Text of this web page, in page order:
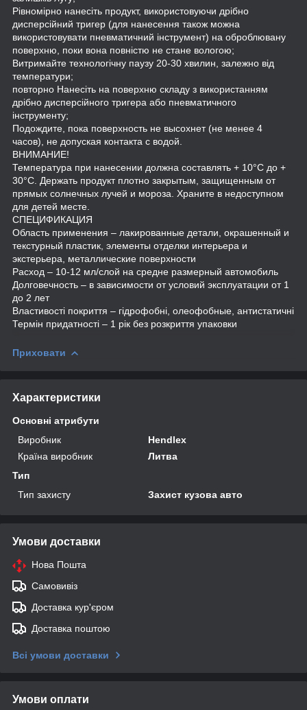
Рівномірно нанесіть продукт, використовуючи дрібно
дисперсійний тригер (для нанесення також можна
використовувати пневматичний інструмент) на оброблювану
поверхню, поки вона повністю не стане вологою;
Витримайте технологічну паузу 20-30 хвилин, залежно від
температури;
повторно Нанесіть на поверхню складу з використанням
дрібно дисперсійного тригера або пневматичного
інструменту;
Подождите, пока поверхность не высохнет (не менее 4
часов), не допуская контакта с водой.
ВНИМАНИЕ!
Температура при нанесении должна составлять + 10°C до +
30°C. Держать продукт плотно закрытым, защищенным от
прямых солнечных лучей и мороза. Храните в недоступном
для детей месте.
СПЕЦИФИКАЦИЯ
Область применения – лакированные детали, окрашенный и
текстурный пластик, элементы отделки интерьера и
экстерьера, металлические поверхности
Расход – 10-12 мл/слой на средне размерный автомобиль
Долговечность – в зависимости от условий эксплуатации от 1
до 2 лет
Властивості покриття – гідрофобні, олеофобные, антистатичні
Термін придатності – 1 рік без розкриття упаковки
Приховати
Характеристики
Основні атрибути
Виробник
Hendlex
Країна виробник
Литва
Тип
Тип захисту
Захист кузова авто
Умови доставки
Нова Пошта
Самовивіз
Доставка кур'єром
Доставка поштою
Всі умови доставки
Умови оплати